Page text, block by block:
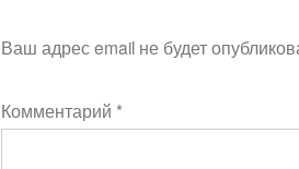
Ваш адрес email не будет
Комментарий *